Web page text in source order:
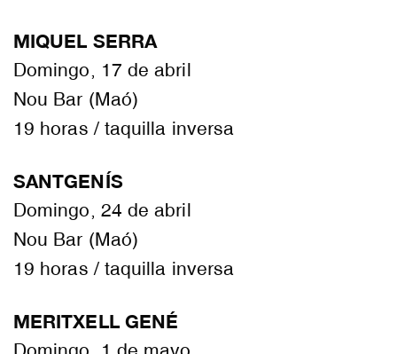
MIQUEL SERRA
Domingo, 17 de abril
Nou Bar (Maó)
19 horas / taquilla inversa
SANTGENÍS
Domingo, 24 de abril
Nou Bar (Maó)
19 horas / taquilla inversa
MERITXELL GENÉ